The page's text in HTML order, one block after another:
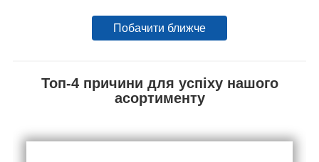
Побачити ближче
Топ-4 причини для успіху нашого
асортименту